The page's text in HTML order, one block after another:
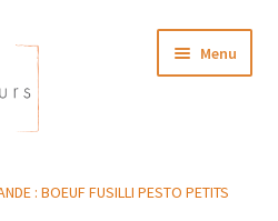
Menu
: BOEUF FUSILLI PESTO PETITS